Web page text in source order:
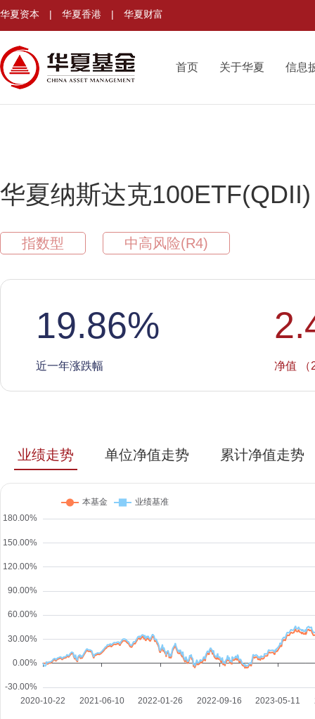
华夏资本 | 华夏香港 | 华夏财富
首页 关于华夏 信息
华夏纳斯达克100ETF(QDII)
指数型 中高风险(R4)
19.86%
近一年涨跌幅 净值 （
业绩走势 单位净值走势 累计净值走势